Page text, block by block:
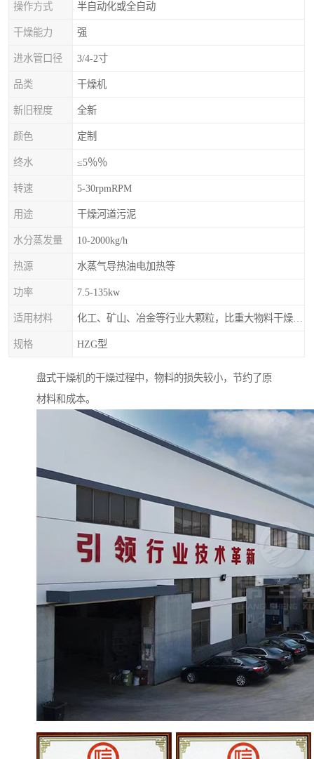
操作方式 半自动化或全自动
干燥能力 强
进水管口径 3/4-2寸
品类 干燥机
新旧程度 全新
颜色 定制
终水 ≤5％％
转速 5-30rpmRPM
用途 干燥河道污泥
水分蒸发量 10-2000kg/h
热源 水蒸气导热油电加热等
功率 7.5-135kw
适用材料
规格 HZG型
盘式干燥机的干燥过程中，物料的损失较小，节约了原
材料和成本。